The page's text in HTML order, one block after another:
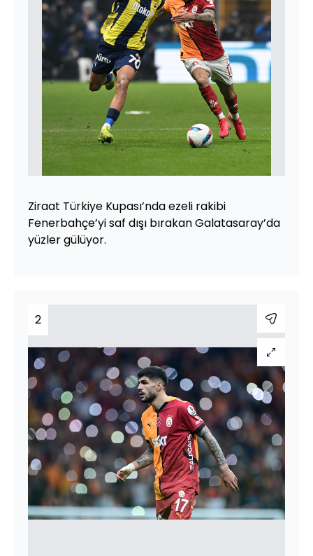
Ziraat Türkiye Kupası’nda ezeli rakibi
Fenerbahçe’yi saf dışı bırakan Galatasaray’da
yüzler gülüyor.
2